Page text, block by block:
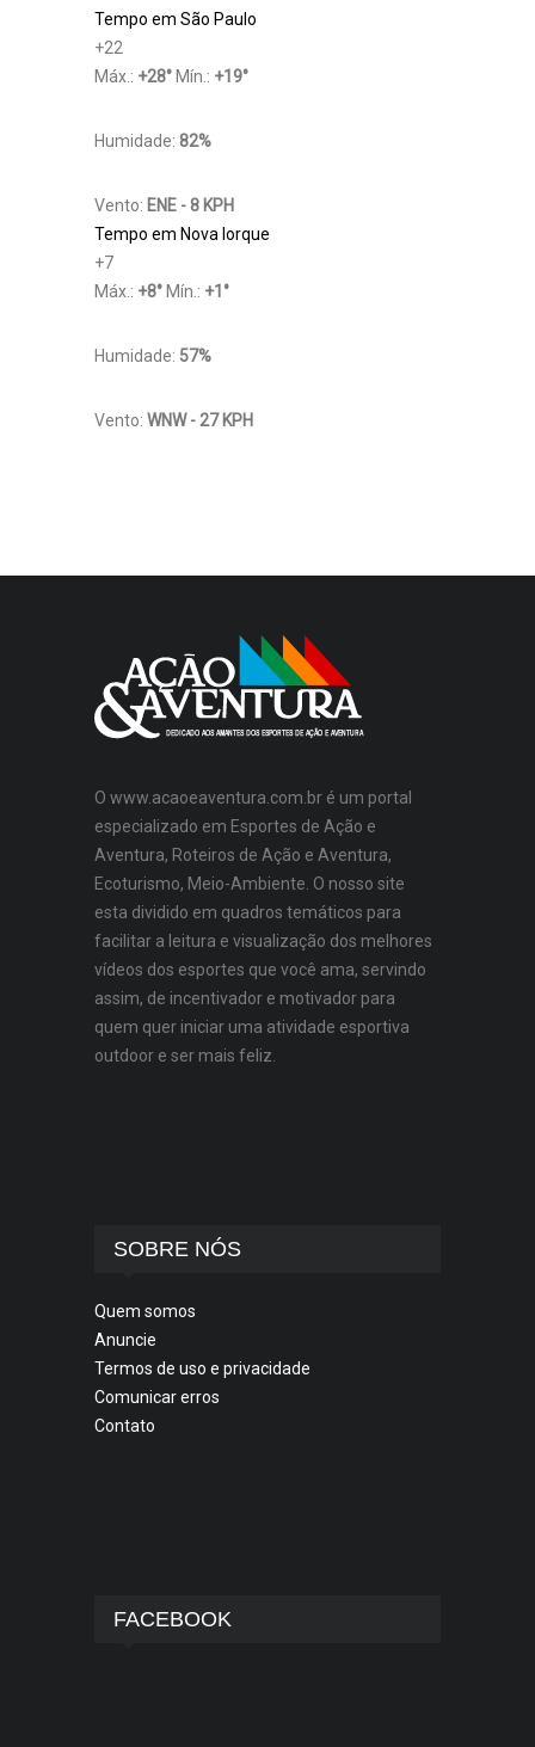
Tempo em São Paulo
+22
Máx.: +28° Mín.: +19°
Humidade: 82%
Vento: ENE - 8 KPH
Tempo em Nova Iorque
+7
Máx.: +8° Mín.: +1 °
Humidade: 57%
Vento: WNW - 27 KPH
O www.acaoeaventura.com.br é um portal
especializado em Esportes de Ação e
Aventura, Roteiros de Ação e Aventura,
Ecoturismo, Meio-Ambiente. O nosso site
esta dividido em quadros temáticos para
facilitar a leitura e visualização dos melhores
vídeos dos esportes que você ama, servindo
assim, de incentivador e motivador para
quem quer iniciar uma atividade esportiva
outdoor e ser mais feliz.
SOBRE NÓS
Quem somos
Anuncie
Termos de uso e privacidade
Comunicar erros
Contato
FACEBOOK